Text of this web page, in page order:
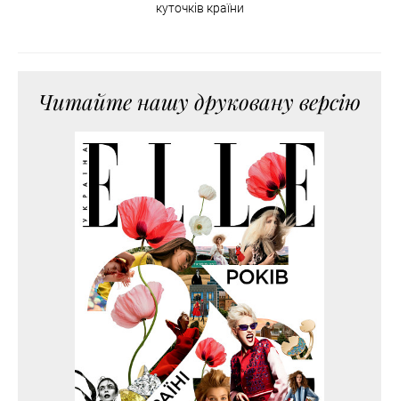
куточків країни
Читайте нашу друковану версію